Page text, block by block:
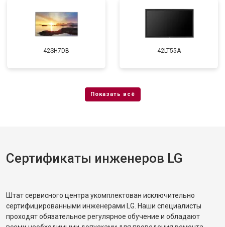
42SH7DB 42LT55A
Сертификаты инженеров LG
Штат сервисного центра укомплектован исключительно
сертифицированными инженерами LG. Наши специалисты
проходят обязательное регулярное обучение и обладают